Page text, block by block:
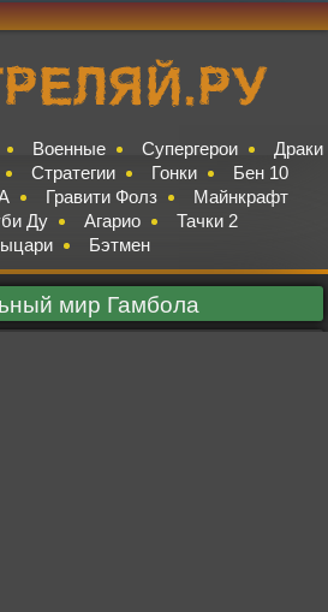
Военные Супергерои
Драки
Стратегии Гонки
Бен 10
Гравити Фолз
Майнкрафт
Ду Агарио
Тачки 2
Бэтмен
мир Гамбола